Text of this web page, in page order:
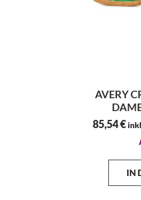
AVERY
85,54€
IN